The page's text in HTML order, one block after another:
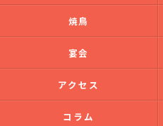
焼鳥
宴会
アクセス
コラム